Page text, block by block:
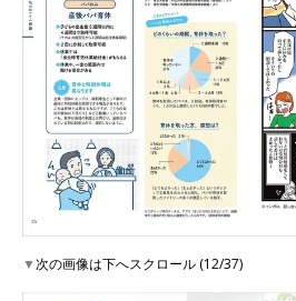
▼次の画像は下へスクロール (12/37)